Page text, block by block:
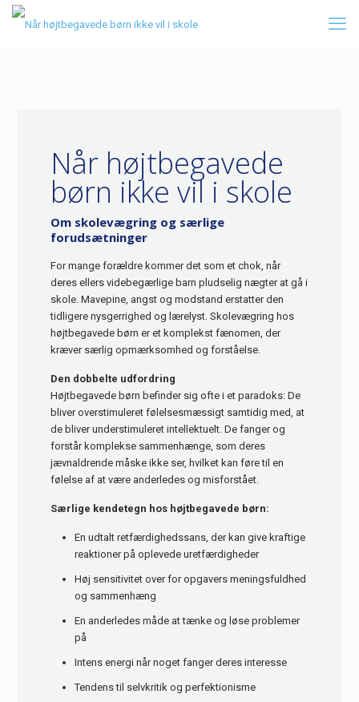
Når højtbegavede
børn ikke vil i skole
Om skolevægring og særlige
forudsætninger
For mange forældre kommer det som et chok, når
deres ellers videbegærlige barn pludselig nægter at gå i
skole. Mavepine, angst og modstand erstatter den
tidligere nysgerrighed og lærelyst. Skolevægring hos
højtbegavede børn er et komplekst fænomen, der
kræver særlig opmærksomhed og forståelse.
Den dobbelte udfordring
Højtbegavede børn befinder sig ofte i et paradoks: De
bliver overstimuleret følelsesmæssigt samtidig med, at
de bliver understimuleret intellektuelt. De fanger og
forstår komplekse sammenhænge, som deres
jævnaldrende måske ikke ser, hvilket kan føre til en
følelse af at være anderledes og misforstået.
Særlige kendetegn hos højtbegavede børn:
En udtalt retfærdighedssans, der kan give kraftige
reaktioner på oplevede uretfærdigheder
Høj sensitivitet over for opgavers meningsfuldhed
og sammenhæng
En anderledes måde at tænke og løse problemer
på
Intens energi når noget fanger deres interesse
Tendens til selvkritik og perfektionisme